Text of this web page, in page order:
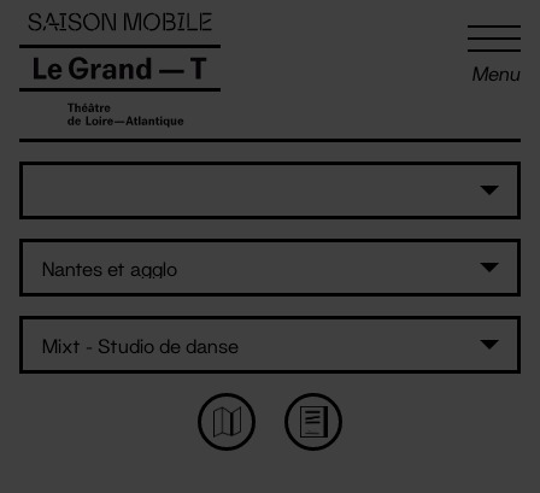
Menu
Panneau de gestion des cookies